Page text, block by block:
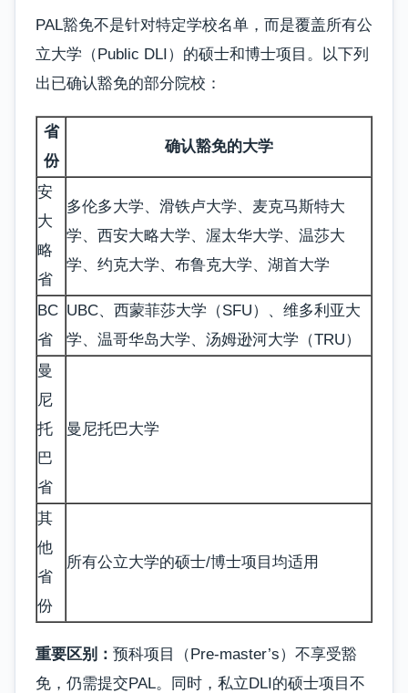
PAL豁免不是针对特定学校名单，而是覆盖所有公
立大学（Public DLI）的硕士和博士项目。以下列
出已确认豁免的部分院校：
省
份
确认豁免的大学
安
大
略
省
多伦多大学、滑铁卢大学、麦克马斯特大
学、西安大略大学、渥太华大学、温莎大
学、约克大学、布鲁克大学、湖首大学
BC
省
UBC、西蒙菲莎大学（SFU）、维多利亚大
学、温哥华岛大学、汤姆逊河大学（TRU）
曼
尼
托
巴
省
曼尼托巴大学
其
他
省
份
所有公立大学的硕士/博士项目均适用
重要区别： 预科项目（Pre-master’s）不享受豁
免，仍需提交PAL。同时，私立DLI的硕士项目不